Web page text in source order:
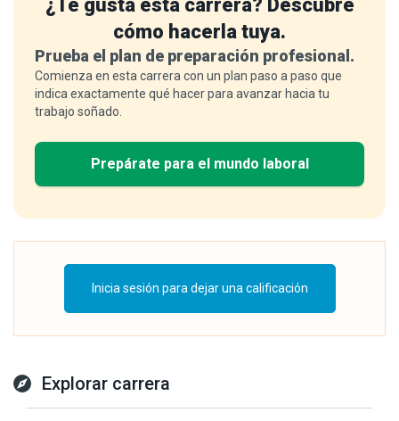
¿Te gusta esta carrera? Descubre
cómo hacerla tuya.
Prueba el plan de preparación profesional.
Comienza en esta carrera con un plan paso a paso que
indica exactamente qué hacer para avanzar hacia tu
trabajo soñado.
Prepárate para el mundo laboral
Inicia sesión para dejar una calificación
Explorar carrera